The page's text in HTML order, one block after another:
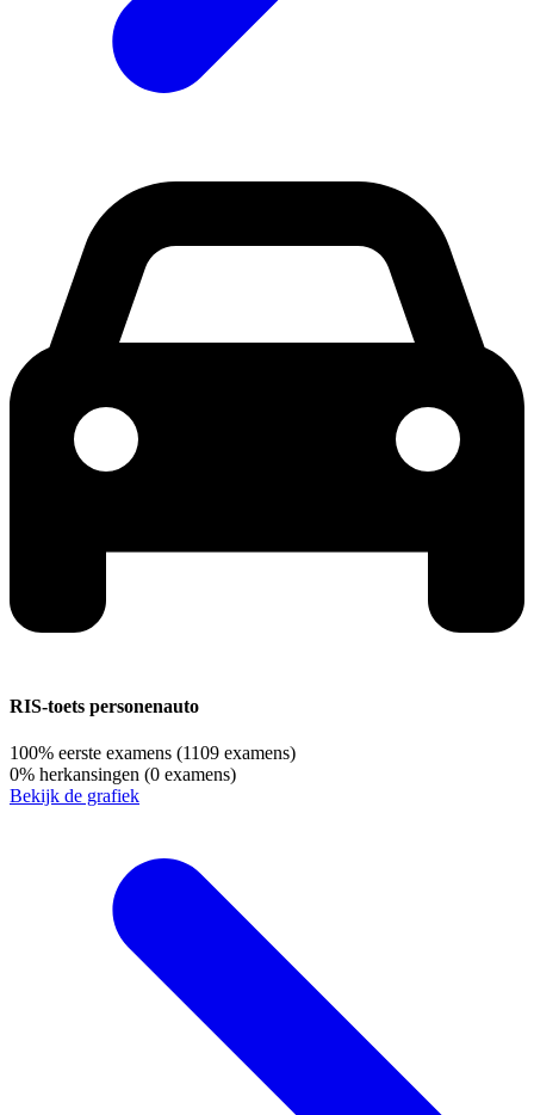
RIS-toets personenauto
100% eerste examens (1109 examens)
0% herkansingen (0 examens)
Bekijk de grafiek